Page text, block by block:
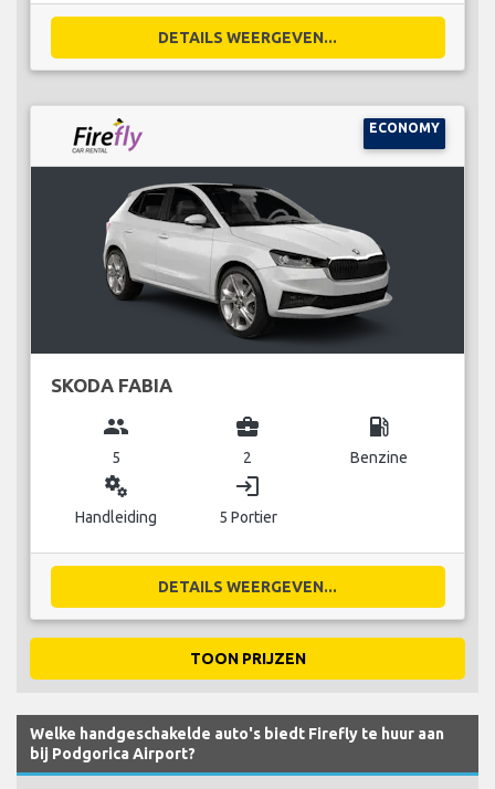
DETAILS WEERGEVEN...
ECONOMY
SKODA FABIA
group
5
business_center
2
local_gas_station
Benzine
miscellaneous_services
Handleiding
login
5 Portier
DETAILS WEERGEVEN...
TOON PRIJZEN
Welke handgeschakelde auto's biedt Firefly te huur aan
bij Podgorica Airport?